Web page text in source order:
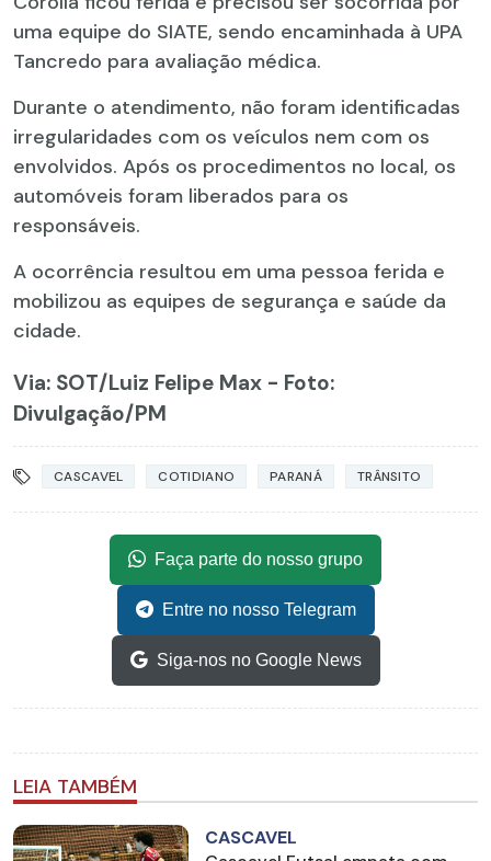
uma equipe do SIATE, sendo encaminhada à UPA
Tancredo para avaliação médica.
Durante o atendimento, não foram identificadas
irregularidades com os veículos nem com os
envolvidos. Após os procedimentos no local, os
automóveis foram liberados para os
responsáveis.
A ocorrência resultou em uma pessoa ferida e
mobilizou as equipes de segurança e saúde da
cidade.
Via: SOT/Luiz Felipe Max - Foto:
Divulgação/PM
CASCAVEL COTIDIANO PARANÁ TRÂNSITO
Faça parte do nosso grupo
Entre no nosso Telegram
Siga-nos no Google News
LEIA TAMBÉM
CASCAVEL